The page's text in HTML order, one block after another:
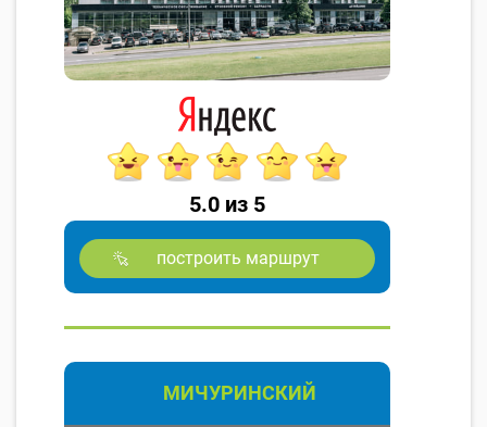
5.0 из 5
построить маршрут
МИЧУРИНСКИЙ